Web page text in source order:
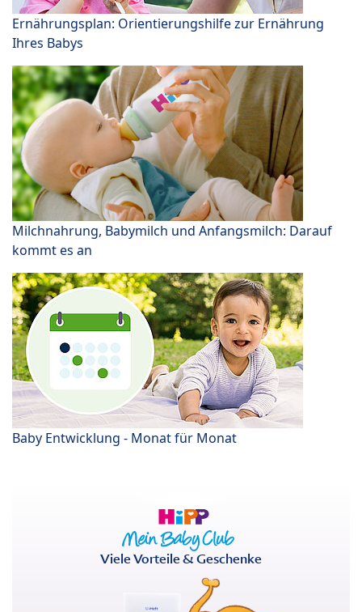
Ernährungsplan: Orientierungshilfe zur Ernährung
Ihres Babys
Milchnahrung, Babymilch und Anfangsmilch: Darauf
kommt es an
Baby Entwicklung - Monat für Monat
Viele Vorteile & Geschenke